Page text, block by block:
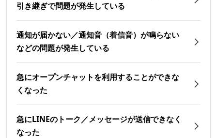
引き継ぎで問題が発生している
通知が届かない／通知音（着信音）が鳴らない
などの問題が発生している
急にオープンチャットを利用することができな
くなった
急にLINEのトーク／メッセージが送信できなく
なった